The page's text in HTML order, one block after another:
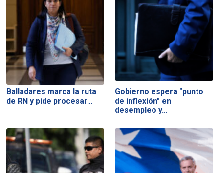
Balladares marca la ruta
de RN y pide procesar…
Gobierno espera "punto
de inflexión" en
desempleo y…